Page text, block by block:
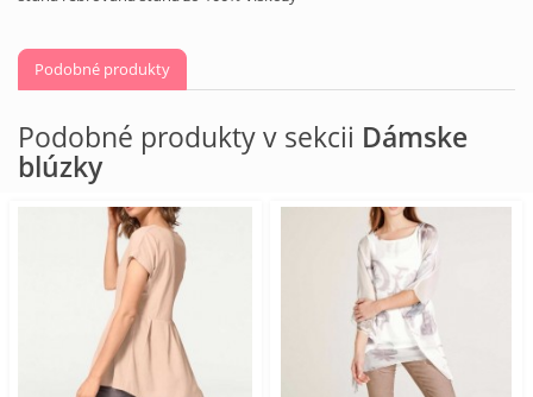
Podobné produkty
Podobné produkty v sekcii Dámske
blúzky